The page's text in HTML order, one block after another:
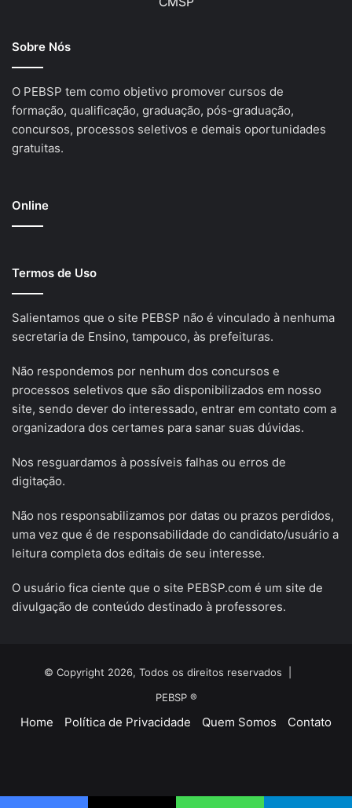
Sobre Nós
O PEBSP tem como objetivo promover cursos de
formação, qualificação, graduação, pós-graduação,
concursos, processos seletivos e demais oportunidades
gratuitas.
Online
Termos de Uso
Salientamos que o site PEBSP não é vinculado à nenhuma
secretaria de Ensino, tampouco, às prefeituras.
Não respondemos por nenhum dos concursos e
processos seletivos que são disponibilizados em nosso
site, sendo dever do interessado, entrar em contato com a
organizadora dos certames para sanar suas dúvidas.
Nos resguardamos à possíveis falhas ou erros de
digitação.
Não nos responsabilizamos por datas ou prazos perdidos,
uma vez que é de responsabilidade do candidato/usuário a
leitura completa dos editais de seu interesse.
O usuário fica ciente que o site PEBSP.com é um site de
divulgação de conteúdo destinado à professores.
© Copyright 2026, Todos os direitos reservados |
PEBSP ®
Home Política de Privacidade Quem Somos Contato